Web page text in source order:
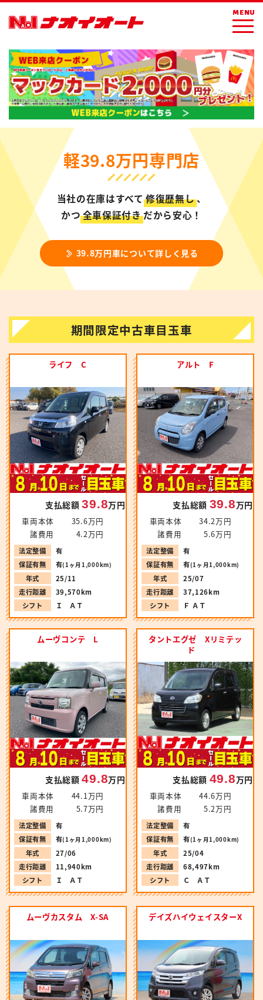
MENU
軽39.8万円専門店
当社の在庫はすべて 修復歴無し、
かつ全車保証付きだから安心！
39.8万円車について詳しく見る
期間限定中古車目玉車
ライフ C
支払総額39.8万円
車両本体
35.6万円
諸費用
4.2万円
法定整備
有
保証有無
有(1ヶ月1,000km)
年式
25/11
走行距離
39,570km
シフト
Ｉ ＡＴ
アルト F
支払総額 39.8万円
車両本体
34.2万円
諸費用
5.6万円
法定整備
有
保証有無
有(1ヶ月1,000km)
年式
25/07
走行距離
37,126km
シフト
Ｆ ＡＴ
ムーヴコンテ L
支払総額49.8万円
車両本体
44.1万円
諸費用
5.7万円
法定整備
有
保証有無
有(1ヶ月1,000km)
年式
27/06
走行距離
11,940km
シフト
Ｉ ＡＴ
タントエグゼ Xリミテッ
ド
支払総額 49.8万円
車両本体
44.6万円
諸費用
5.2万円
法定整備
有
保証有無
有(1ヶ月1,000km)
年式
25/04
走行距離
68,497km
シフト
Ｃ ＡＴ
ムーヴカスタム X-SA デイズハイウェイスターX